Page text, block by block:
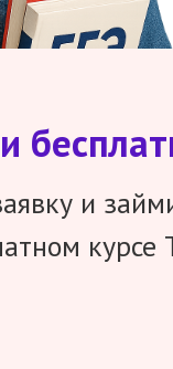
и
курсе